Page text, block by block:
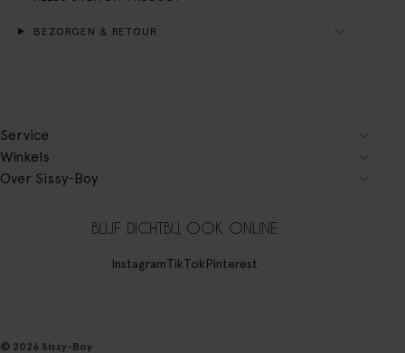
BEZORGEN & RETOUR
Service
Winkels
Over Sissy-Boy
BLIJF DICHTBIJ, OOK ONLINE
InstagramTikTokPinterest
© 2026 Sissy-Boy